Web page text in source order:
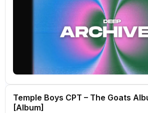
Temple Boys CPT – The Goats
[Album]